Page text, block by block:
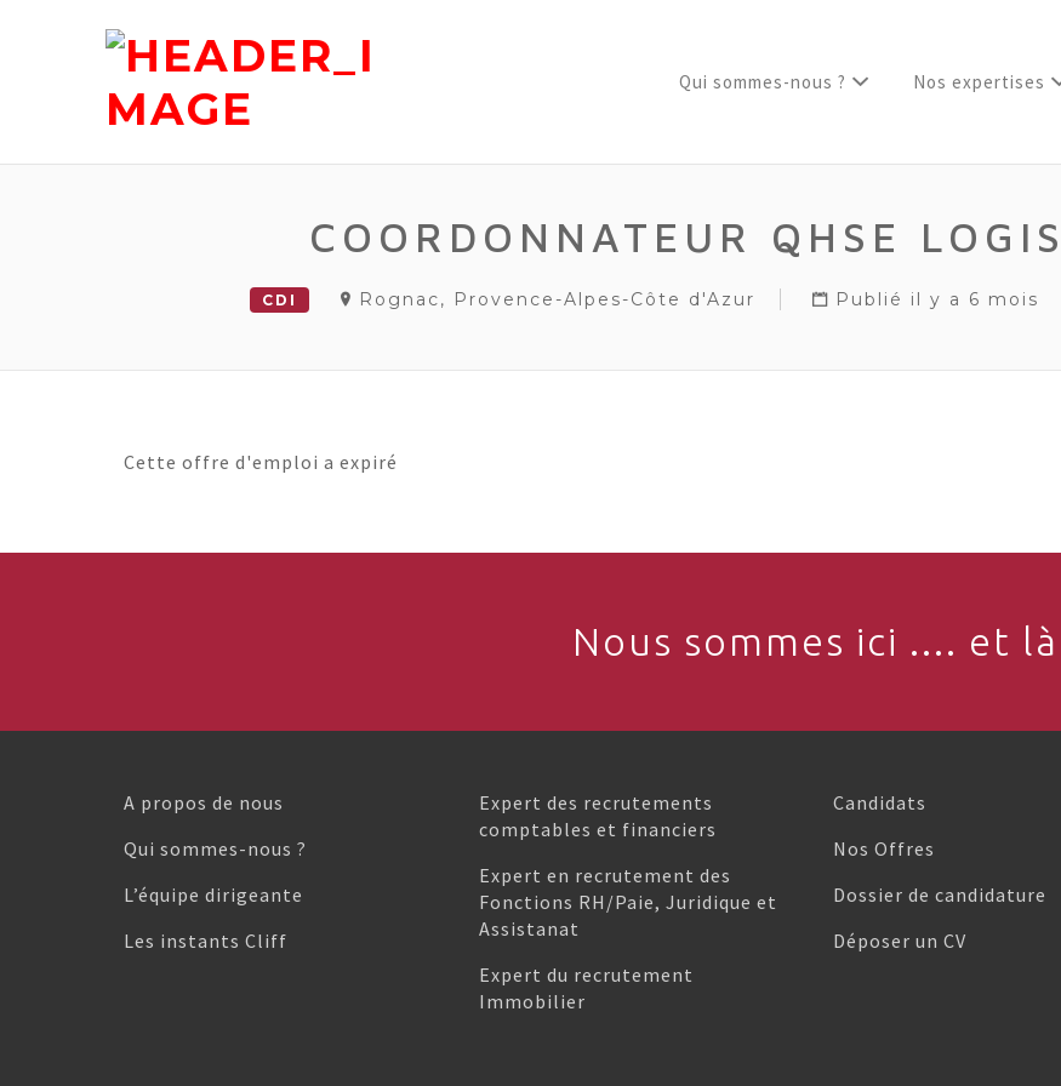
Qui sommes-nous ? Nos expertises
COORDONNATEUR QHSE
CDI Rognac, Provence-Alpes-Côte d'Azur Publié il y a 6 mois
Cette offre d'emploi a expiré
Nous sommes ici .... et là
A propos de nous
Qui sommes-nous ?
L’équipe dirigeante
Les instants Cliff
Expert des recrutements
comptables et financiers
Expert en recrutement des
Fonctions RH/Paie, Juridique et
Assistanat
Expert du recrutement
Immobilier
Candidats
Nos Offres
Dossier de candidature
Déposer un CV